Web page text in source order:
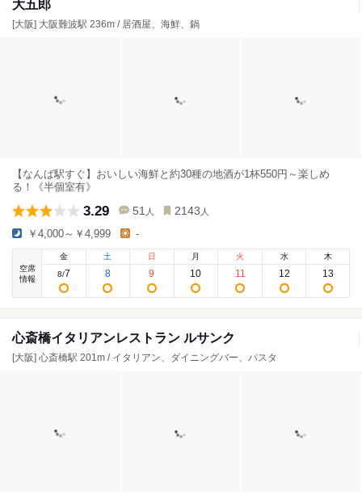
大五郎
[大阪] 大阪難波駅 236m / 居酒屋、海鮮、鍋
【なんば駅すぐ】おいしい海鮮と約30種の地酒が1杯550円～楽しめ
る！《半個室有》
3.29 51 人 2143 人
￥4,000～￥4,999 -
空席
情報
金
8/7
土
8
日
9
月
10
火
11
水
12
木
13
心斎橋イタリアンレストラン ルサンク
[大阪] 心斎橋駅 201m / イタリアン、ダイニングバー、パスタ